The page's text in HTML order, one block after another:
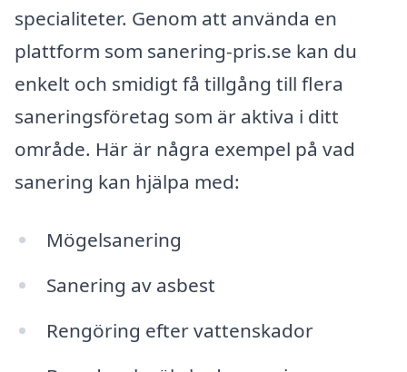
specialiteter. Genom att använda en
plattform som sanering-pris.se kan du
enkelt och smidigt få tillgång till flera
saneringsföretag som är aktiva i ditt
område. Här är några exempel på vad
sanering kan hjälpa med:
Mögelsanering
Sanering av asbest
Rengöring efter vattenskador